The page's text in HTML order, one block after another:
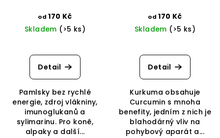
od 170 Kč
Skladem (>5 ks)
Detail
Pamlsky bez rychlé
energie, zdroj vlákniny,
imunoglukanů a
sylimarinu. Pro koně,
alpaky a další...
od 170 Kč
Skladem (>5 ks)
Detail
Kurkuma obsahuje
Curcumin s mnoha
benefity, jedním z nich je
blahodárný vliv na
pohybový aparát a...